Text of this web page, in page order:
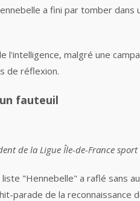
a fini par tomber
l'intelligence, malgré une
de réflexion.
fauteuil
de la Ligue Île-de-France
"Hennebelle" a raflé sans
parade de la reconnaissance